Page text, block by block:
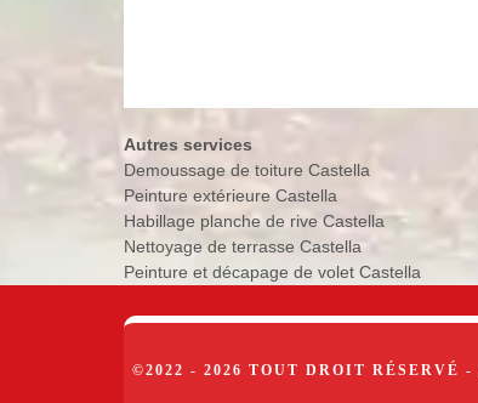
Autres services
Demoussage de toiture Castella
Peinture extérieure Castella
Habillage planche de rive Castella
Nettoyage de terrasse Castella
Peinture et décapage de volet Castella
©2022 - 2026 TOUT DROIT RÉSERVÉ -